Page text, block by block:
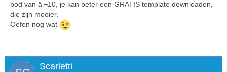
bod van â‚¬10, je kan beter een GRATIS template downloaden,
die zijn mooier.
Oefen nog wat
Scarletti